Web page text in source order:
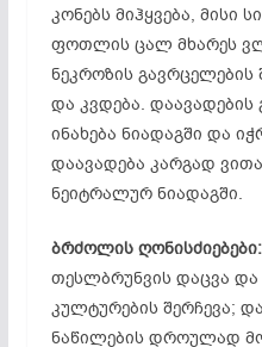
კონებს მიჰყვება, მისი
ფოთლის ცალ მხარეს
ნეკროზის გავრცელების
და კვდება. დაავადების
ინახება ნიადაგში და
დაავადება კარგად
ნეიტრალურ ნიადაგში.
ბრძოლის ღონისძიებები:
თესლბრუნვისდაცვა და
კულტურების შერჩევა;
ნაწილების დროულად